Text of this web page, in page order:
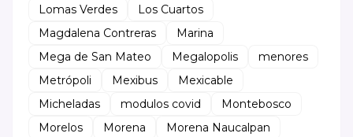
Lomas Verdes
Los Cuartos
Magdalena Contreras
Marina
Mega de San Mateo
Megalopolis
menores
Metrópoli
Mexibus
Mexicable
Micheladas
modulos covid
Montebosco
Morelos
Morena
Morena Naucalpan